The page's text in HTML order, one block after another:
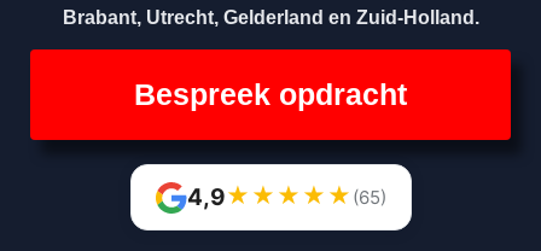
Brabant, Utrecht, Gelderland en Zuid-Holland.
Bespreek opdracht
4,9★ ★ ★ ★ ★ (65)